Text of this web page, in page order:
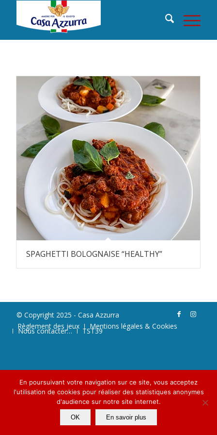
SPAGHETTI BOLOGNAISE “HEALTHY”
© Copyright 2025 - Casa Azzurra
Règlement des jeux
Mentions légales & Cookies
Nous contacter… TST39
En poursuivant votre navigation sur ce site, vous acceptez
l'utilisation de cookies pour réaliser des statistiques anonymes
d'audience sur notre site internet.
OK En savoir plus